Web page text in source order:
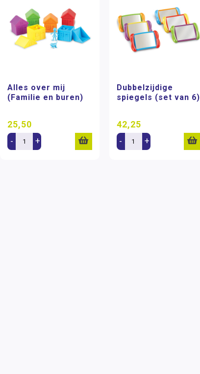
Alles over mij
(Familie en buren)
25,50
- +
Dubbelzijdige
spiegels (set van 6)
42,25
- +